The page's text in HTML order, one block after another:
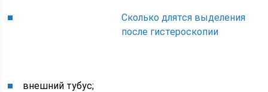
Сколько длятся выделения
после гистероскопии
внешний тубус;